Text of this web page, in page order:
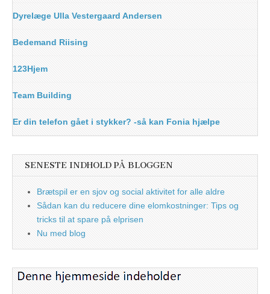
Dyrelæge Ulla Vestergaard Andersen
Bedemand Riising
123Hjem
Team Building
Er din telefon gået i stykker? -så kan Fonia hjælpe
SENESTE INDHOLD PÅ BLOGGEN
Brætspil er en sjov og social aktivitet for alle aldre
Sådan kan du reducere dine elomkostninger: Tips og
tricks til at spare på elprisen
Nu med blog